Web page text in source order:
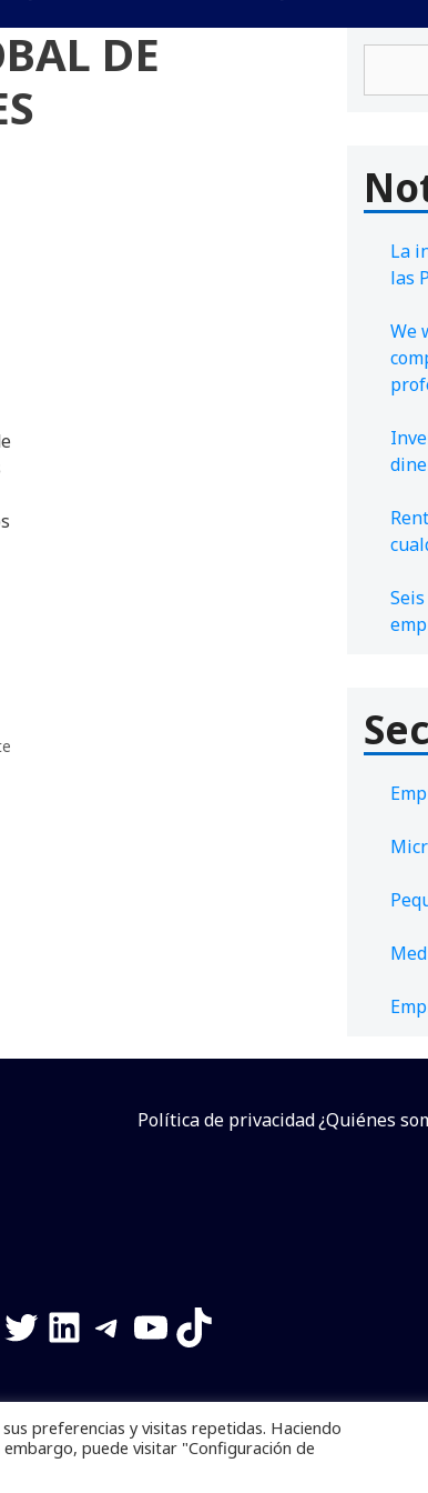
DE
La
las
We
Política de privacidad¿Quiénes
Twitter
LinkedIn
Telegram
YouTube
TikTok
el uso de la información total o parcial sin
poryalla ya!
preferencias y visitas repetidas. Haciendo
puede visitar "Configuración de